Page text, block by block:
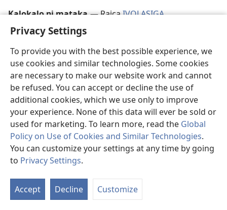
Privacy Settings
To provide you with the best possible experience, we
use cookies and similar technologies. Some cookies
are necessary to make our website work and cannot
be refused. You can accept or decline the use of
additional cookies, which we use only to improve
your experience. None of this data will ever be sold or
used for marketing. To learn more, read the Global
Policy on Use of Cookies and Similar Technologies.
You can customize your settings at any time by going
to Privacy Settings.
Accept Decline Customize
Kalokalo ni mataka.​—RaicaIVOLASIGA.
Kalou dina. iVakadewa ni vosa vakaIperiu “na Kalou.”
Levu na gauna e vakayagataki na mata ni matanauni
(na) ena vosa vakaIperiu me vakaduiduitaka ni o Jiova e
Kalou dina duadua ga ni vakatauvatani kei ira na kalou
lasu. Ni volai “na Kalou
dina”
e tiko kece kina na
vakasama vakaIperiu ni vosa qo ena ikotokoto qori.​—
24; Vkr 4:39.
Karisito. iCavuti kei Jisu e vu mai na vosa vaKirisi
Khri·stosʹ,tautauvata kei na vosa vakaIperiu e
vakadewataki me “Mesaia,” se “Koya na Lumuti.”​—Mac
1:16;Jn 1:41.
Kato ni veiyalayalati
Caka ena kau na akasia qai ubi
ena koula, tiko ga ena Loqi Tabu Sara ena